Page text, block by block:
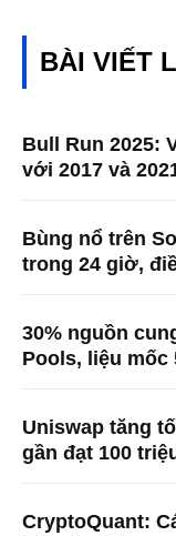
BÀI VIẾT
Bull Run 2025:
với 2017 và
Bùng nổ trên
trong 24 giờ,
30% nguồn
Pools, liệu mốc
Uniswap tăng
gần đạt 100
CryptoQuant: